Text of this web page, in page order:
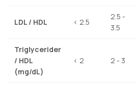
LDL / HDL < 2.5
2.5 -
3.5
Triglycerider
/ HDL
(mg/dL)
< 2 2 - 3